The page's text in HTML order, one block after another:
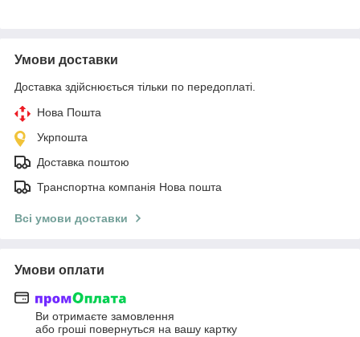
Умови доставки
Доставка здійснюється тільки по передоплаті.
Нова Пошта
Укрпошта
Доставка поштою
Транспортна компанія Нова пошта
Всі умови доставки
Умови оплати
Ви отримаєте замовлення
або гроші повернуться на вашу картку